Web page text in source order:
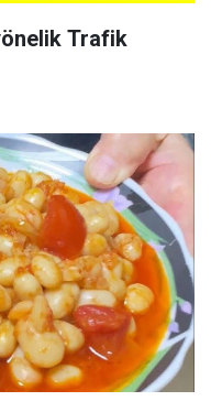
Trafik